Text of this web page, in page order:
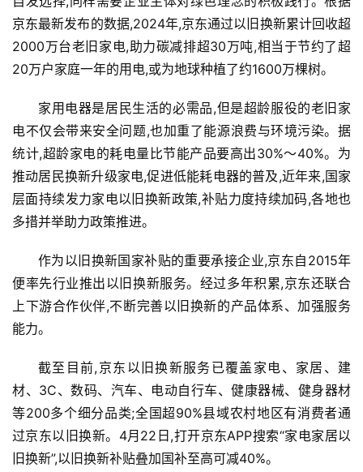
首
页
讯
商
业
京东最新发布的数据,2024年,京东通过以旧换新累计回收超
2000万台老旧家电,助力碳减排超30万吨,相当于节约了超
20万户家庭一年的用电,或为地球种植了约1600万棵树。
家用电器是居民生活的必需品,但是超龄服役的老旧家
电不仅会带来安全问题,也加重了能源浪费与环境污染。据
统计,超龄家电的耗电量比节能产品要高出30%～40%。为
推动居民换新升级家电,促进低能耗电器的普及,近年来,国家
层面持续发力家电以旧换新政策,补贴力度持续加码,各地也
多措并举助力政策推进。
作为以旧换新国家补贴的重要承接企业,京东自2015年
便率先行业推出以旧换新服务。经过多年积累,京东还联合
上下游合作伙伴,不断完善以旧换新的产品体系、加强服务
能力。
截至目前,京东以旧换新服务已覆盖家电、家居、建
材、3C、数码、汽车、电动自行车、健康器械、健身器材
等200多个细分品类;全国超90%县域农村地区有消费者通
过京东以旧换新。4月22日,打开京东APP搜索“家电家居以
旧换新”,以旧换新补贴叠加国补至高可减40%。